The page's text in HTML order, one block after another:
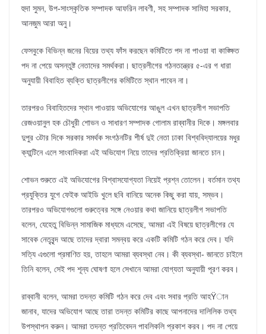
হুদা সুমন, উপ-সাংস্কৃতিক সম্পাদক আফরিন লাবণী, সহ সম্পাদক সামিহা সরকার,
আনজুম আরা অনু।
ফেসবুকে বিভিন্ন জনের বিয়ের তথ্য ফাঁস করছেন কমিটিতে পদ না পাওয়া বা কাঙ্ক্ষিত
পদ না পেয়ে অসন্তুষ্ট নেতাদের সমর্থকরা। ছাত্রলীগের গঠনতন্ত্রের ৫-এর গ ধারা
অনুযায়ী বিবাহিত ব্যক্তি ছাত্রলীগের কমিটিতে স্থান পাবেন না।
তারপরও বিবাহিতদের স্থান পাওয়ায় অভিযোগের আঙুল এখন ছাত্রলীগ সভাপতি
রেজওয়ানুল হক চৌধুরী শোভন ও সাধারণ সম্পাদক গোলাম রাব্বানীর দিকে। মঙ্গলবার
দুপুর ৩টার দিকে সরকার সমর্থক সংগঠনটির শীর্ষ দুই নেতা ঢাকা বিশ্ববিদ্যালয়ের মধুর
ক্যান্টিনে এলে সাংবাদিকরা এই অভিযোগ নিয়ে তাদের প্রতিক্রিয়া জানতে চান।
শোভন শুরুতে এই অভিযোগের বিশ্বাসযোগ্যতা নিয়েই প্রশ্ন তোলেন। বর্তমান তথ্য
প্রযুক্তির যুগে ফেইক আইডি খুলে ছবি বানিয়ে অনেক কিছু করা যায়, সম্ভব।
তারপরও অভিযোগগুলো গুরুত্বের সঙ্গে নেওয়ার কথা জানিয়ে ছাত্রলীগ সভাপতি
বলেন, যেহেতু বিভিন্ন সামাজিক মাধ্যমে এসেছে, আমরা এই বিষয়ে ছাত্রলীগের যে
সাবেক নেতৃবৃন্দ আছে তাদের দ্বারা সমন্বয় করে একটি কমিটি গঠন করে দেব। যদি
সত্যি এগুলো প্রমাণিত হয়, তাহলে আমরা ব্যবস্থা নেব। কী ব্যবস্থা- জানতে চাইলে
তিনি বলেন, সেই পদ শূন্য ঘোষণা হলে সেখানে আমরা যোগ্যতা অনুযায়ী পূরণ করব।
রাব্বানী বলেন, আমরা তদন্ত কমিটি গঠন করে দেব এবং সবার প্রতি আহŸান
জানাব, যাদের অভিযোগ আছে তারা তদন্ত কমিটির কাছে আপনাদের দালিলিক তথ্য
উপস্থাপন করুন। আমরা তদন্ত প্রতিবেদন পাবলিকলি প্রকাশ করব। পদ না পেয়ে